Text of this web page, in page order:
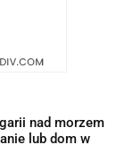
nad morzem
lub dom w